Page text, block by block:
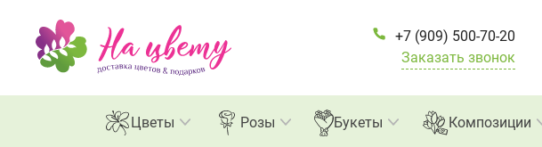
+7 (909) 500-70-20
Заказать звонок
Цветы Розы Букеты Композиции